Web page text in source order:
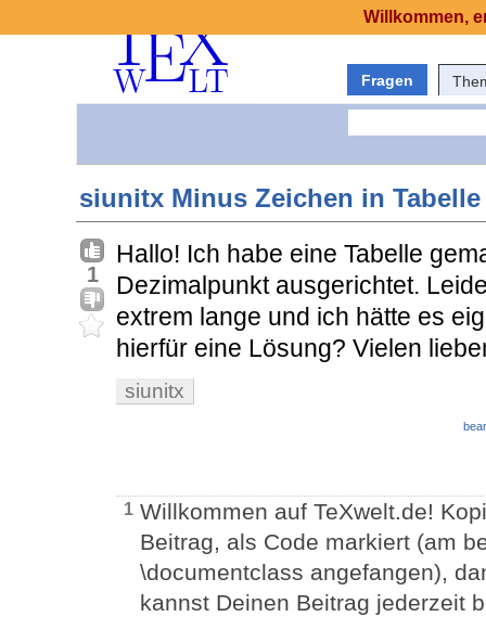
Fragen
siunitx Minus Zeichen in Tabelle
1
Hallo! Ich habe eine Tabelle
Dezimalpunkt ausgerichtet.
extrem lange und ich hätte es
hierfür eine Lösung? Vielen
siunitx
1 Willkommen auf TeXwelt.de!
Beitrag, als Code markiert (am
\documentclass angefangen),
kannst Deinen Beitrag jederzeit
Willkommen,